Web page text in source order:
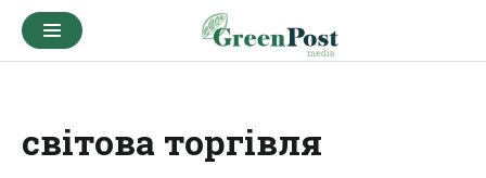
світова торгівля